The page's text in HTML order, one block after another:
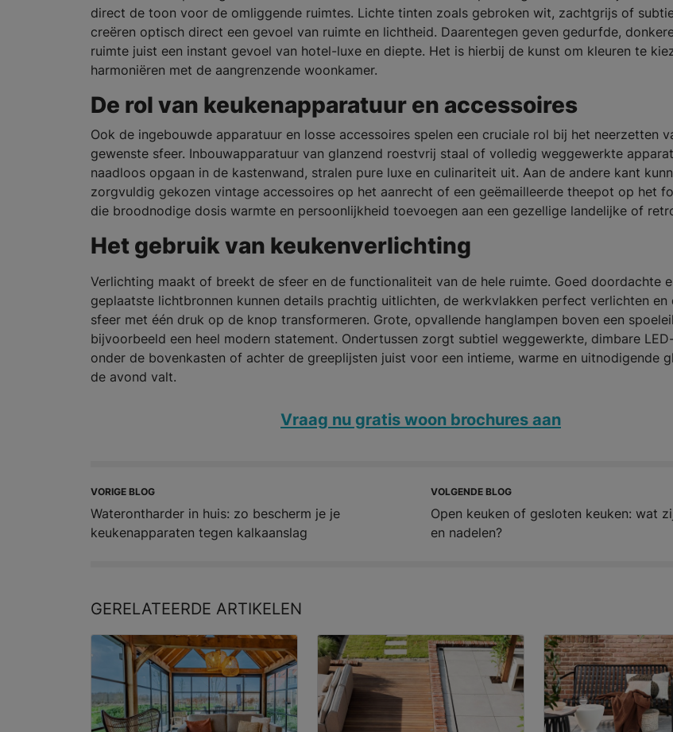
direct de toon voor de omliggende ruimtes. Lichte tinten zoals gebroken wit, zachtgrijs of
creëren optisch direct een gevoel van ruimte en lichtheid. Daarentegen geven gedurfde,
ruimte juist een instant gevoel van hotel-luxe en diepte. Het is hierbij de kunst om kleuren te
harmoniëren met de aangrenzende woonkamer.
De rol van keukenapparatuur en accessoires
Ook de ingebouwde apparatuur en losse accessoires spelen een cruciale rol bij het neerzetten
gewenste sfeer. Inbouwapparatuur van glanzend roestvrij staal of volledig weggewerkte
naadloos opgaan in de kastenwand, stralen pure luxe en culinariteit uit. Aan de andere kant
zorgvuldig gekozen vintage accessoires op het aanrecht of een geëmailleerde theepot op het
die broodnodige dosis warmte en persoonlijkheid toevoegen aan een gezellige landelijke of
Het gebruik van keukenverlichting
Verlichting maakt of breekt de sfeer en de functionaliteit van de hele ruimte. Goed doordachte
geplaatste lichtbronnen kunnen details prachtig uitlichten, de werkvlakken perfect verlichten en
sfeer met één druk op de knop transformeren. Grote, opvallende hanglampen boven een
bijvoorbeeld een heel modern statement. Ondertussen zorgt subtiel weggewerkte, dimbare
onder de bovenkasten of achter de greeplijsten juist voor een intieme, warme en uitnodigende
de avond valt.
Vraag nu gratis woon brochures aan
VORIGE BLOG
Waterontharder in huis: zo bescherm je je
keukenapparaten tegen kalkaanslag
VOLGENDE BLOG
Open keuken of gesloten keuken: wat
en nadelen?
GERELATEERDE ARTIKELEN